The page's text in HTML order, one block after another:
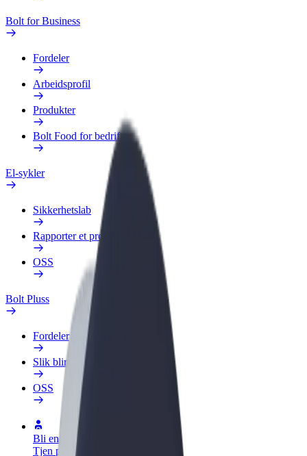
Bolt for Business
Fordeler
Arbeidsprofil
Produkter
Bolt Food for bedrifter
El-sykler
Sikkerhetslab
Rapporter et problem
OSS
Bolt Pluss
Fordeler
Slik blir du med
OSS
Bli en sjåfør
Tjen penger på egne vilkår